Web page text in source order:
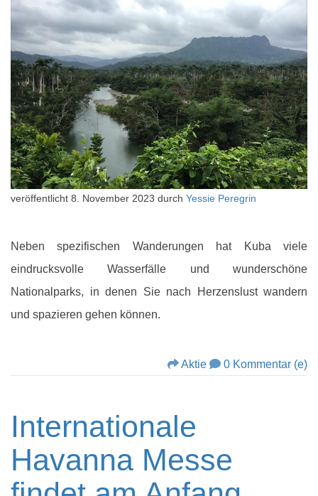
veröffentlicht 8. November 2023 durch Yessie Peregrin
Neben spezifischen Wanderungen hat Kuba viele
eindrucksvolle Wasserfälle und wunderschöne
Nationalparks, in denen Sie nach Herzenslust wandern
und spazieren gehen können.
Aktie 0 Kommentar (e)
Internationale
Havanna Messe